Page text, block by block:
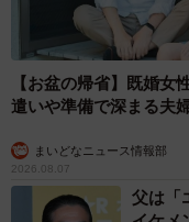
【お盆の帰省】既婚
遣いや準備で深まる夫
まいどなニュース情報部
2026.08.07
父は「